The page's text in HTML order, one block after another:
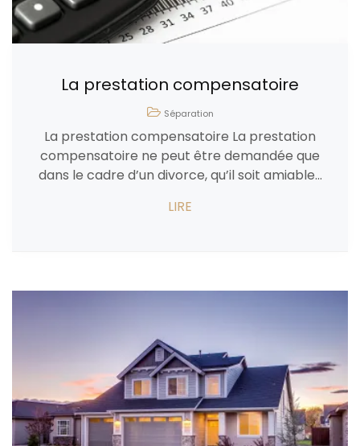
La prestation compensatoire
Séparation
La prestation compensatoire La prestation
compensatoire ne peut être demandée que
dans le cadre d’un divorce, qu’il soit amiable...